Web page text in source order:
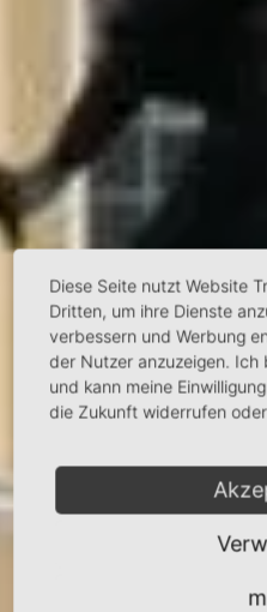
Diese Seite nutzt Website
Dritten, um ihre Dienste
verbessern und Werbung
der Nutzer anzuzeigen.
und kann meine
die Zukunft widerrufen